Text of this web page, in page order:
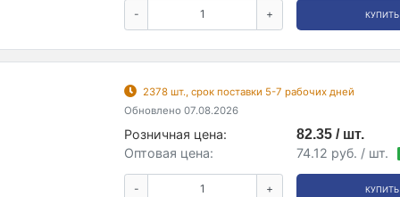
- + КУПИТЬ
2378 шт., срок поставки 5-7 рабочих дней
Обновлено 07.08.2026
Розничная цена:
82.35 / шт.
Оптовая цена:
74.12 руб. / шт.
- + КУПИТЬ